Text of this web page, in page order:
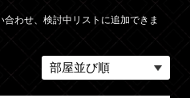
わせ、検討中リストに追加できま